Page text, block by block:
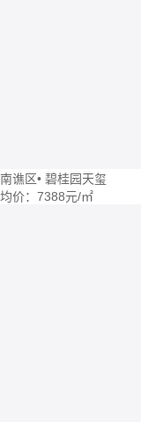
南谯区• 碧桂园天玺
均价： 7388元/㎡